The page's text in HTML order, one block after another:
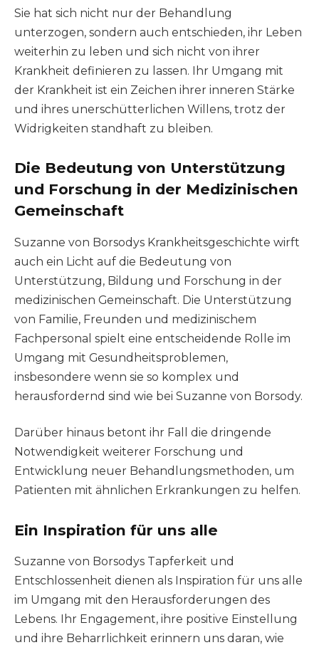
Sie hat sich nicht nur der Behandlung
unterzogen, sondern auch entschieden, ihr Leben
weiterhin zu leben und sich nicht von ihrer
Krankheit definieren zu lassen. Ihr Umgang mit
der Krankheit ist ein Zeichen ihrer inneren Stärke
und ihres unerschütterlichen Willens, trotz der
Widrigkeiten standhaft zu bleiben.
Die Bedeutung von Unterstützung
und Forschung in der Medizinischen
Gemeinschaft
Suzanne von Borsodys Krankheitsgeschichte wirft
auch ein Licht auf die Bedeutung von
Unterstützung, Bildung und Forschung in der
medizinischen Gemeinschaft. Die Unterstützung
von Familie, Freunden und medizinischem
Fachpersonal spielt eine entscheidende Rolle im
Umgang mit Gesundheitsproblemen,
insbesondere wenn sie so komplex und
herausfordernd sind wie bei Suzanne von Borsody.
Darüber hinaus betont ihr Fall die dringende
Notwendigkeit weiterer Forschung und
Entwicklung neuer Behandlungsmethoden, um
Patienten mit ähnlichen Erkrankungen zu helfen.
Ein Inspiration für uns alle
Suzanne von Borsodys Tapferkeit und
Entschlossenheit dienen als Inspiration für uns alle
im Umgang mit den Herausforderungen des
Lebens. Ihr Engagement, ihre positive Einstellung
und ihre Beharrlichkeit erinnern uns daran, wie